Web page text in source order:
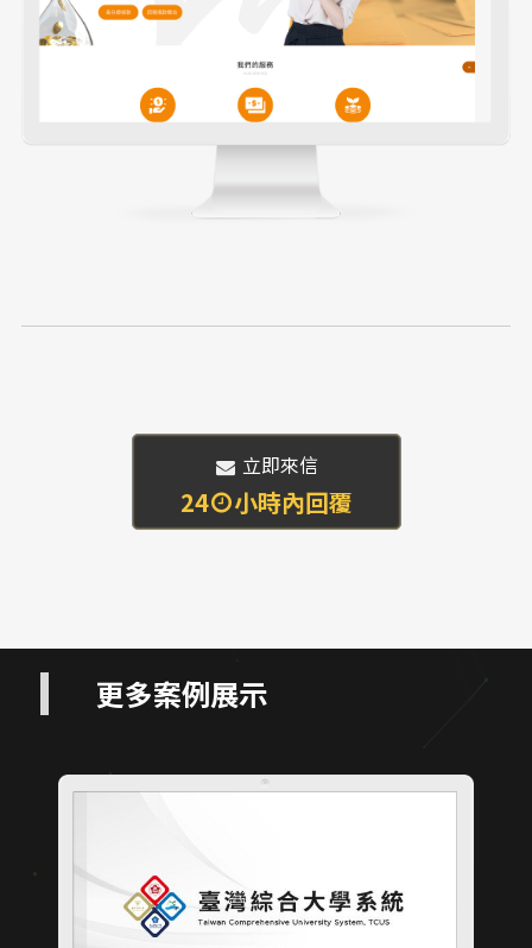
立即來信
24 小時內回覆
更多案例展示